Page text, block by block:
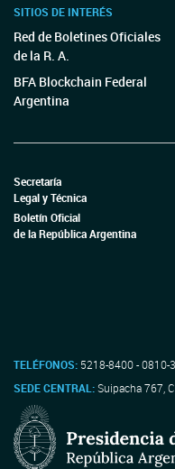
SITIOS DE INTERÉS
Red de Boletines Oficiales
de la R. A.
BFA Blockchain Federal
Argentina
Secretaría
Legal y Técnica
Boletín Oficial
de la República Argentina
TELÉFONOS: 5218-8400 - 0810-
SEDE CENTRAL:Suipacha 767,